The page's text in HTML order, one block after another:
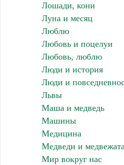
Лошади, кони
Луна и месяц
Люблю
Любовь и поцелуи
Любовь, люблю
Люди и история
Люди и
Львы
Маша и медведь
Машины
Медицина
Медведи и
Мир вокруг нас